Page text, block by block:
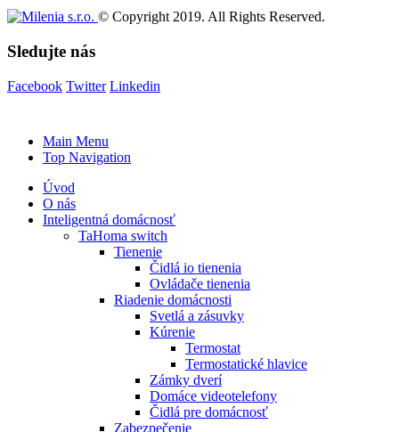
© Copyright 2019. All Rights Reserved.
Sledujte nás
Facebook Twitter Linkedin
Main Menu
Top Navigation
Úvod
O nás
Inteligentná domácnosť
TaHoma switch
Tienenie
Čidlá io tienenia
Ovládače tienenia
Riadenie domácnosti
Svetlá a zásuvky
Kúrenie
Termostat
Termostatické hlavice
Zámky dverí
Domáce videotelefony
Čidlá pre domácnosť
Zabezpečenie